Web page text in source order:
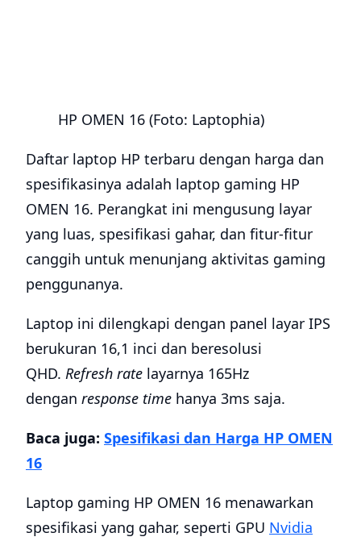
HP OMEN 16 (Foto: Laptophia)
Daftar laptop HP terbaru dengan harga dan
spesifikasinya adalah laptop gaming HP
OMEN 16. Perangkat ini mengusung layar
yang luas, spesifikasi gahar, dan fitur-fitur
canggih untuk menunjang aktivitas gaming
penggunanya.
Laptop ini dilengkapi dengan panel layar IPS
berukuran 16,1 inci dan beresolusi
QHD. Refresh rate layarnya 165Hz
dengan response time hanya 3ms saja.
Baca juga: Spesifikasi dan Harga HP OMEN
16
Laptop gaming HP OMEN 16 menawarkan
spesifikasi yang gahar, seperti GPU Nvidia